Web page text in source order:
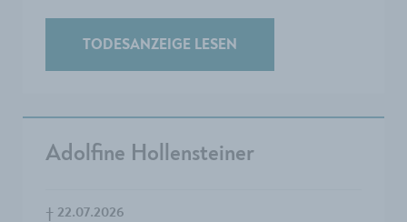
TODESANZEIGE LESEN
Adolfine Hollensteiner
† 22.07.2026